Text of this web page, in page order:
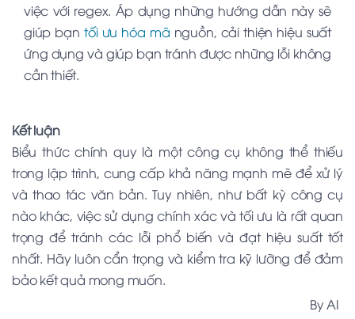
việc với regex. Áp dụng những hướng dẫn này sẽ
giúp bạn tối ưu hóa mã nguồn, cải thiện hiệu suất
ứng dụng và giúp bạn tránh được những lỗi không
cần thiết.
Kết luận
Biểu thức chính quy là một công cụ không thể thiếu
trong lập trình, cung cấp khả năng mạnh mẽ để xử lý
và thao tác văn bản. Tuy nhiên, như bất kỳ công cụ
nào khác, việc sử dụng chính xác và tối ưu là rất quan
trọng để tránh các lỗi phổ biến và đạt hiệu suất tốt
nhất. Hãy luôn cẩn trọng và kiểm tra kỹ lưỡng để đảm
bảo kết quả mong muốn.
By AI